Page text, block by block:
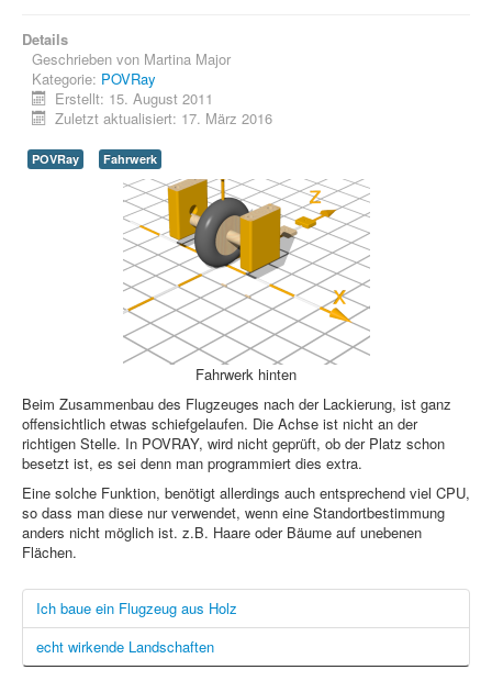
PovRay
PHP
PovRay
PHP
Webdesign
CMS
Grafik
JavaScript
Sicherheit
Details
Geschrieben von Martina Major
Kategorie: POVRay
Erstellt: 15. August 2011
Zuletzt aktualisiert: 17. März 2016
POVRay Fahrwerk
Fahrwerk hinten
Beim Zusammenbau des Flugzeuges nach der Lackierung, ist ganz
offensichtlich etwas schiefgelaufen. Die Achse ist nicht an der
richtigen Stelle. In POVRAY, wird nicht geprüft, ob der Platz schon
besetzt ist, es sei denn man programmiert dies extra.
Eine solche Funktion, benötigt allerdings auch entsprechend viel CPU,
so dass man diese nur verwendet, wenn eine Standortbestimmung
anders nicht möglich ist. z.B. Haare oder Bäume auf unebenen
Flächen.
Ich baue ein Flugzeug aus Holz
echt wirkende Landschaften